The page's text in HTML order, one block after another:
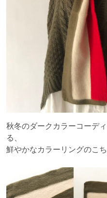
秋冬のダークカラーコーデ
る、
鮮やかなカラーリングのこ